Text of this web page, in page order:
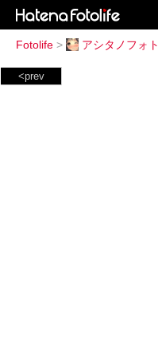
Fotolife > アシタノフォト
<prev